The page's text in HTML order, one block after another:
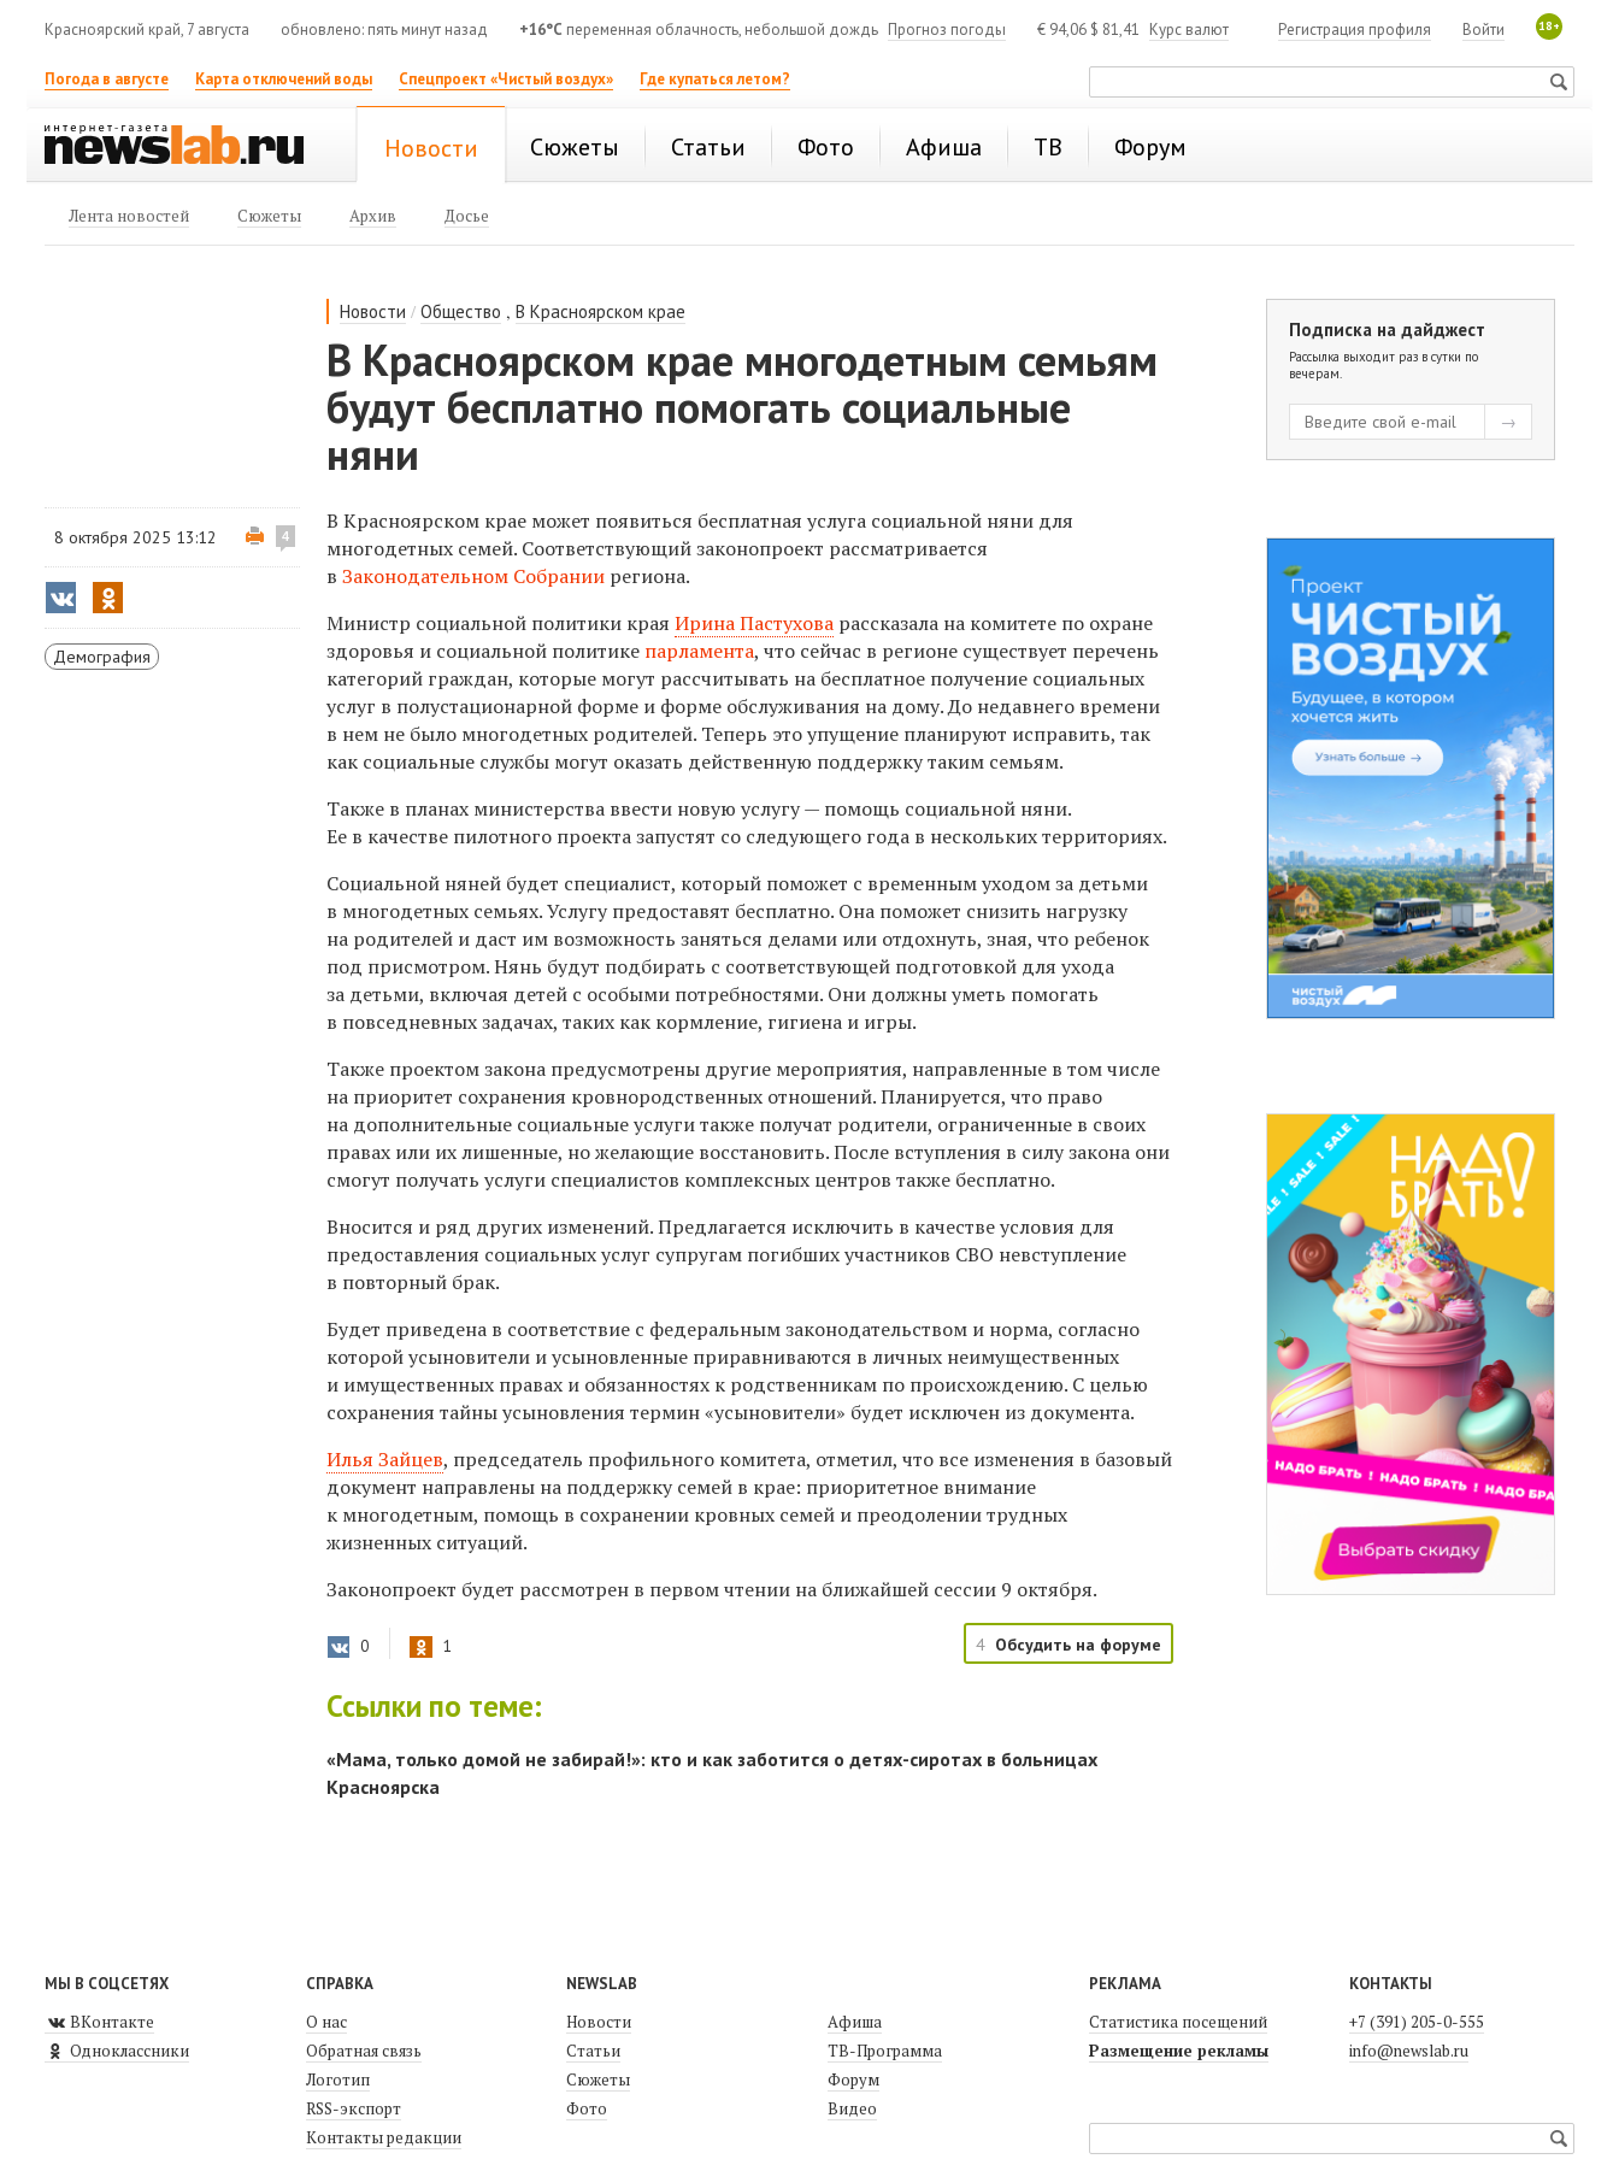
Красноярский край, 7 августа обновлено: пять минут назад +16°C переменная облачность, небольшой дождь Прогноз погоды € 94,06 $ 81,41 Курс валют 18+
Войти
Регистрация профиля
Погода в августе Карта отключений воды Спецпроект «Чистый воздух» Где купаться летом?
Новости Сюжеты Статьи Фото Афиша ТВ Форум
Лента новостей Сюжеты Архив Досье
Новости /Общество ,В Красноярском крае
В Красноярском крае многодетным семьям
будут бесплатно помогать социальные
няни
8 октября 2025 13:12 4
Демография
В Красноярском крае может появиться бесплатная услуга социальной няни для
многодетных семей. Соответствующий законопроект рассматривается
вЗаконодательном Собрании региона.
Министр социальной политики краяИрина Пастухова рассказала на комитете по охране
здоровья и социальной политике парламента, что сейчас в регионе существует перечень
категорий граждан, которые могут рассчитывать на бесплатное получение социальных
услуг в полустационарной форме и форме обслуживания на дому. До недавнего времени
в нем не было многодетных родителей. Теперь это упущение планируют исправить, так
как социальные службы могут оказать действенную поддержку таким семьям.
Также в планах министерства ввести новую услугу — помощь социальной няни.
Ее в качестве пилотного проекта запустят со следующего года в нескольких территориях.
Социальной няней будет специалист, который поможет с временным уходом за детьми
в многодетных семьях. Услугу предоставят бесплатно. Она поможет снизить нагрузку
на родителей и даст им возможность заняться делами или отдохнуть, зная, что ребенок
под присмотром. Нянь будут подбирать с соответствующей подготовкой для ухода
за детьми, включая детей с особыми потребностями. Они должны уметь помогать
в повседневных задачах, таких как кормление, гигиена и игры.
Также проектом закона предусмотрены другие мероприятия, направленные в том числе
на приоритет сохранения кровнородственных отношений. Планируется, что право
на дополнительные социальные услуги также получат родители, ограниченные в своих
правах или их лишенные, но желающие восстановить. После вступления в силу закона они
смогут получать услуги специалистов комплексных центров также бесплатно.
Вносится и ряд других изменений. Предлагается исключить в качестве условия для
предоставления социальных услуг супругам погибших участников СВО невступление
в повторный брак.
Будет приведена в соответствие с федеральным законодательством и норма, согласно
которой усыновители и усыновленные приравниваются в личных неимущественных
и имущественных правах и обязанностях к родственникам по происхождению. С целью
сохранения тайны усыновления термин «усыновители» будет исключен из документа.
Илья Зайцев, председатель профильного комитета, отметил, что все изменения в базовый
документ направлены на поддержку семей в крае: приоритетное внимание
к многодетным, помощь в сохранении кровных семей и преодолении трудных
жизненных ситуаций.
Законопроект будет рассмотрен в первом чтении на ближайшей сессии 9 октября.
0 1 4 Обсудить на форуме
Ссылки по теме:
«Мама, только домой не забирай!»: кто и как заботится о детях-сиротах в больницах
Красноярска
Подписка на дайджест
Рассылка выходит раз в сутки по
вечерам.
МЫ В СОЦСЕТЯХ
ВКонтакте
Одноклассники
СПРАВКА
О нас
Обратная связь
Логотип
RSS-экспорт
Контакты редакции
NEWSLAB
Новости
Статьи
Сюжеты
Фото
Афиша
ТВ-Программа
Форум
Видео
РЕКЛАМА
Статистика посещений
Размещение рекламы
КОНТАКТЫ
+7 (391) 205-0-555
info@newslab.ru